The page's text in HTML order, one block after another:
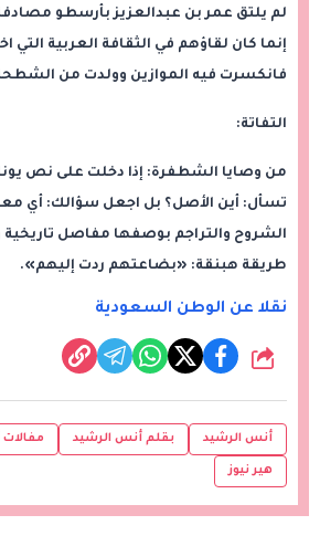
لم يلتق عمر بن عبدالعزيز بأرسطو
إنما كان لقاؤهم في الثقافة العربية التي
فانكسرت فيه الموازين وولدت من
التفاتة:
من وصايا الشطفرة: إذا دخلت على نص
تسأل: أين الأصل؟ بل اجعل سؤالك: أي
الشروح والتراجم بوصفها مفاصل
طريقة هبنقة: «بضاعتهم ردت إليهم».
نقلا عن الوطن السعودية
شارك
أنس الرشيد بقلم أنس الرشيد
هير نيوز